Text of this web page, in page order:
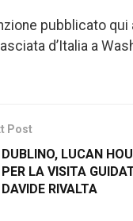
pubblicato qui
d’Italia a
Post
DUBLINO, LUCAN
PER LA VISITA
DAVIDE RIVALTA